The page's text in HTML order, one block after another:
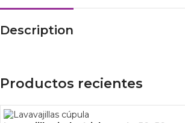
Description
Productos recientes